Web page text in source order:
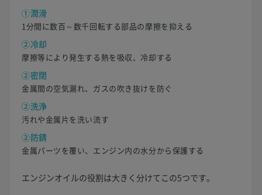
①潤滑
1分間に数百～数千回転する部品の摩擦を抑える
②冷却
摩擦等により発生する熱を吸収、冷却する
②密閉
金属間の空気漏れ、ガスの吹き抜けを防ぐ
②洗浄
汚れや金属片を洗い流す
②防錆
金属パーツを覆い、エンジン内の水分から保護する
エンジンオイルの役割は大きく分けてこの5つです。